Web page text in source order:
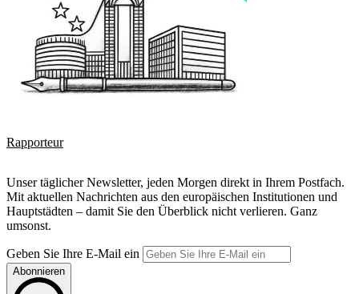
Rapporteur
Unser täglicher Newsletter, jeden Morgen direkt in Ihrem Postfach.
Mit aktuellen Nachrichten aus den europäischen Institutionen und
Hauptstädten – damit Sie den Überblick nicht verlieren. Ganz
umsonst.
Geben Sie Ihre E-Mail ein
Abonnieren